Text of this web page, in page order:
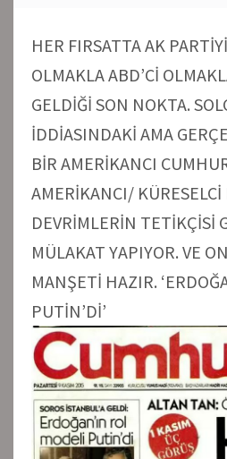
HER FIRSATTA AK
OLMAKLA ABD’Cİ
GELDİĞİ SON NOKTA.
İDDİASINDAKİ AMA
BİR AMERİKANCI
AMERİKANCI/ KÜRESELCİ
DEVRİMLERİN TETİKÇİSİ
MÜLAKAT YAPIYOR. VE
MANŞETİ HAZIR.
PUTİN’Dİ’